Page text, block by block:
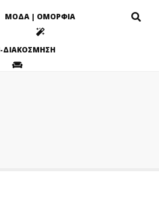
ΜΟΔΑ | ΟΜΟΡΦΙΑ
ΔΙΑΚΟΣΜΗΣΗ